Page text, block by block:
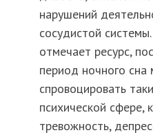
нарушений
сосудистой
отмечает ресурс,
период ночного сна
спровоцировать
психической сфере,
тревожность,